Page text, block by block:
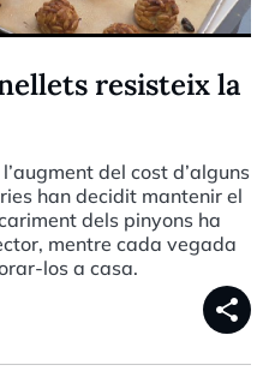
resisteix la
del cost d’alguns
han decidit mantenir el
dels pinyons ha
mentre cada vegada
los a casa.
share